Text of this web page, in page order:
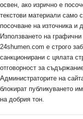
освен, ако изрично е
текстови материали само
посочване на източника и
Използването на
24shumen.com е строго
санкционирани с цялата
отговорност за
Администраторите на
блокират публикуването
на добрия тон.